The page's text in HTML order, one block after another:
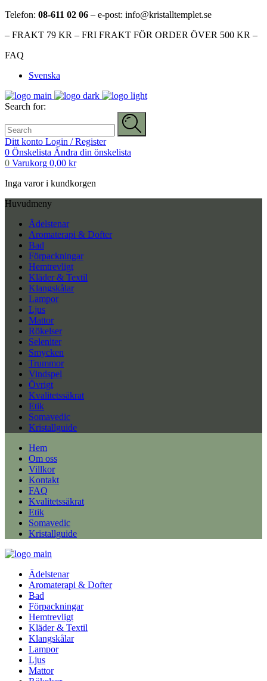
Telefon: 08-611 02 06 – e-post: info@kristalltemplet.se
– FRAKT 79 KR – FRI FRAKT FÖR ORDER ÖVER 500 KR –
FAQ
Svenska
Search for:
Ditt konto Login / Register
0 Önskelista Ändra din önskelista
0 Varukorg 0,00 kr
Inga varor i kundkorgen
Huvudmeny
Ädelstenar
Aromaterapi & Dofter
Bad
Förpackningar
Hemtrevligt
Kläder & Textil
Klangskålar
Lampor
Ljus
Mattor
Rökelser
Seleniter
Smycken
Trummor
Vindspel
Övrigt
Kvalitetssäkrat
Etik
Somavedic
Kristallguide
Hem
Om oss
Villkor
Kontakt
FAQ
Kvalitetssäkrat
Etik
Somavedic
Kristallguide
Ädelstenar
Aromaterapi & Dofter
Bad
Förpackningar
Hemtrevligt
Kläder & Textil
Klangskålar
Lampor
Ljus
Mattor